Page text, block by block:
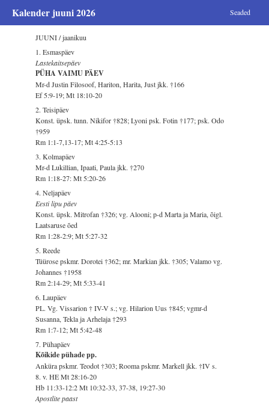
Kalender juuni 2026 Seaded
JUUNI / jaanikuu
1. Esmaspäev
Lastekaitsepäev
PÜHA VAIMU PÄEV
Mr-d Justin Filosoof, Hariton, Harita, Just jkk. †166
Ef 5:9-19; Mt 18:10-20
2. Teisipäev
Konst. üpsk. tunn. Nikifor †828; Lyoni psk. Fotin †177; psk. Odo
†959
Rm 1:1-7,13-17; Mt 4:25-5:13
3. Kolmapäev
Mr-d Lukillian, Ipaati, Paula jkk. †270
Rm 1:18-27: Mt 5:20-26
4. Neljapäev
Eesti lipu päev
Konst. üpsk. Mitrofan †326; vg. Alooni; p-d Marta ja Maria, õigl.
Laatsaruse õed
Rm 1:28-2:9; Mt 5:27-32
5. Reede
Tüürose pskmr. Dorotei †362; mr. Markian jkk. †305; Valamo vg.
Johannes †1958
Rm 2:14-29; Mt 5:33-41
6. Laupäev
PL. Vg. Vissarion † IV-V s.; vg. Hilarion Uus †845; vgmr-d
Susanna, Tekla ja Arhelaja †293
Rm 1:7-12; Mt 5:42-48
7. Pühapäev
Kõikide pühade pp.
Anküra pskmr. Teodot †303; Rooma pskmr. Markell jkk. †IV s.
8. v. HE Mt 28:16-20
Hb 11:33-12:2 Mt 10:32-33, 37-38, 19:27-30
Apostlite paast